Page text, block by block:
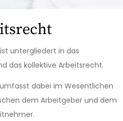
untergliedert in das
das kollektive Arbeitsrecht.
dabei im Wesentlichen
dem Arbeitgeber und dem